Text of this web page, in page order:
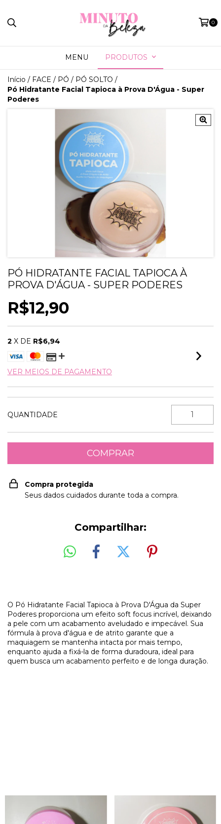
0
MENU PRODUTOS
Início / FACE / PÓ / PÓ SOLTO /
Pó Hidratante Facial Tapioca à Prova D'Água - Super
Poderes
PÓ HIDRATANTE FACIAL TAPIOCA À
PROVA D'ÁGUA - SUPER PODERES
R$12,90
2 X DE R$6,94
VER MEIOS DE PAGAMENTO
QUANTIDADE
Compra protegida
Seus dados cuidados durante toda a compra.
Compartilhar:
O Pó Hidratante Facial Tapioca à Prova D'Água da Super
Poderes proporciona um efeito soft focus incrível, deixando
a pele com um acabamento aveludado e impecável. Sua
fórmula à prova d'água e de atrito garante que a
maquiagem se mantenha intacta por mais tempo,
enquanto ajuda a fixá-la de forma duradoura, ideal para
quem busca um acabamento perfeito e de longa duração.